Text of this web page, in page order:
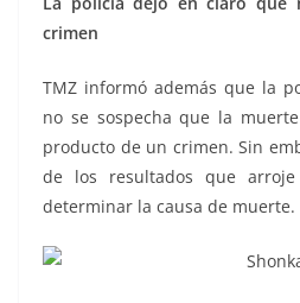
crimen
TMZ informó además que la
no se sospecha que la
producto de un crimen. Sin
de los resultados que
determinar la causa de muerte.